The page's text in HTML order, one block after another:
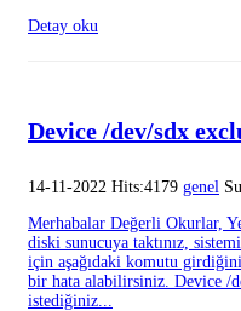
Detay oku
Device /dev/sdx
14-11-2022 Hits:4179 genel
Merhabalar Değerli Okurlar,
diski sunucuya taktınız,
için aşağıdaki komutu
bir hata alabilirsiniz. Device /
istediğiniz...